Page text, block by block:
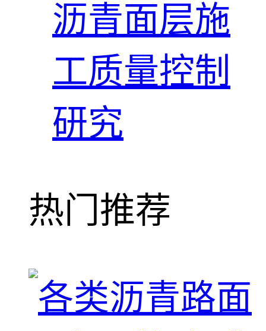
沥青面层施
工质量控制
研究
热门推荐